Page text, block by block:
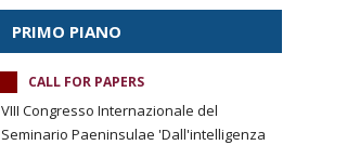
PRIMO PIANO
CALL FOR PAPERS
VIII Congresso Internazionale del
Seminario Paeninsulae 'Dall'intelligenza